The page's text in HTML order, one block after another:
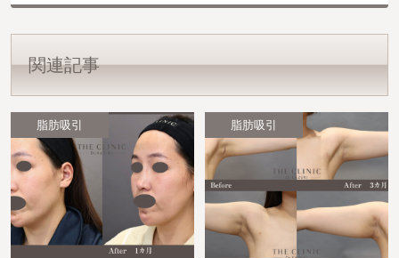
関連記事
脂肪吸引 脂肪吸引